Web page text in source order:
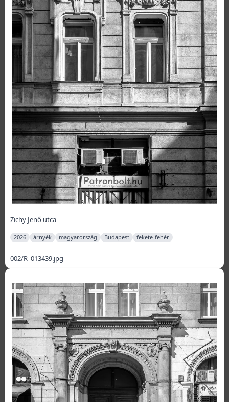
Zichy Jenő utca
2026 árnyék magyarország Budapest fekete-fehér
002/R_013439.jpg